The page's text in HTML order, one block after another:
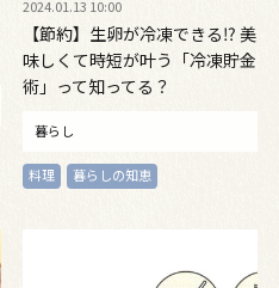
2024.01.13 10:00
【節約】生卵が冷凍できる⁉ 美
味しくて時短が叶う「冷凍貯金
術」って知ってる？
暮らし
料理 暮らしの知恵